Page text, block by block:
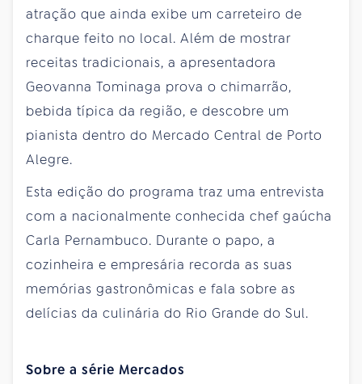
atração que ainda exibe um carreteiro de
charque feito no local. Além de mostrar
receitas tradicionais, a apresentadora
Geovanna Tominaga prova o chimarrão,
bebida típica da região, e descobre um
pianista dentro do Mercado Central de Porto
Alegre.
Esta edição do programa traz uma entrevista
com a nacionalmente conhecida chef gaúcha
Carla Pernambuco. Durante o papo, a
cozinheira e empresária recorda as suas
memórias gastronômicas e fala sobre as
delícias da culinária do Rio Grande do Sul.
Sobre a série Mercados